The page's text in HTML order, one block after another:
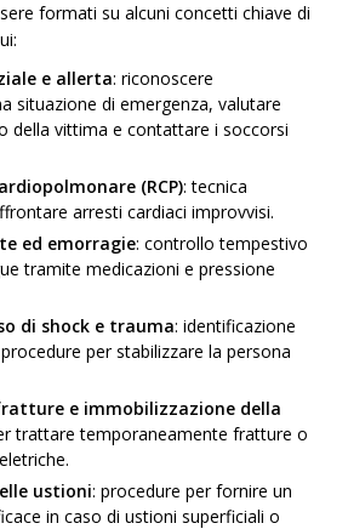
formati su alcuni concetti chiave di
e allerta: riconoscere
situazione di emergenza, valutare
della vittima e contattare i soccorsi
(RCP): tecnica
arresti cardiaci improvvisi.
ed emorragie: controllo tempestivo
tramite medicazioni e pressione
di shock e trauma: identificazione
per stabilizzare la persona
e immobilizzazione della
trattare temporaneamente fratture o
ustioni: procedure per fornire un
in caso di ustioni superficiali o